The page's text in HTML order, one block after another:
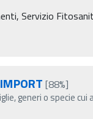
Servizio
[88%]
generi o specie